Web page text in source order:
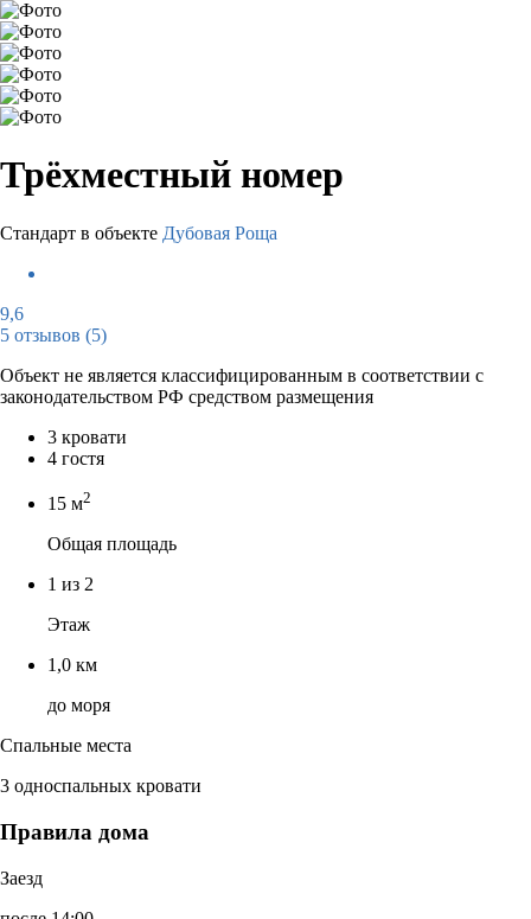
Трёхместный номер
Стандарт в объекте Дубовая Роща
9,6
5 отзывов (5)
Объект не является классифицированным в соответствии с
законодательством РФ средством размещения
3 кровати
4 гостя
15 м2
Общая площадь
1 из 2
Этаж
1,0 км
до моря
Спальные места
3 односпальных кровати
Правила дома
Заезд